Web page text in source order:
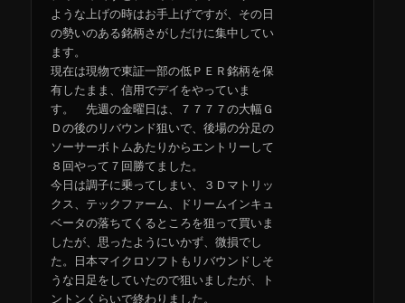
ような上げの時はお手上げですが、その日
の勢いのある銘柄さがしだけに集中してい
ます。
現在は現物で東証一部の低ＰＥＲ銘柄を保
有したまま、信用でデイをやっていま
す。 先週の金曜日は、７７７７の大幅Ｇ
Ｄの後のリバウンド狙いで、後場の分足の
ソーサーボトムあたりからエントリーして
８回やって７回勝てました。
今日は調子に乗ってしまい、３Ｄマトリッ
クス、テックファーム、ドリームインキュ
ベータの落ちてくるところを狙って買いま
したが、思ったようにいかず、微損でし
た。日本マイクロソフトもリバウンドしそ
うな日足をしていたので狙いましたが、ト
ントンくらいで終わりました。